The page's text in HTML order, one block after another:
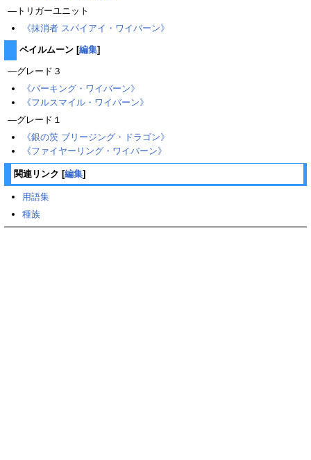
―トリガーユニット
《抹消者 スパイアイ・ワイバーン》
ペイルムーン [編集]
―グレード３
《バーキング・ワイバーン》
《フルスマイル・ワイバーン》
―グレード１
《銀の茨 ブリージング・ドラゴン》
《ファイヤーリング・ワイバーン》
関連リンク [編集]
用語集
種族